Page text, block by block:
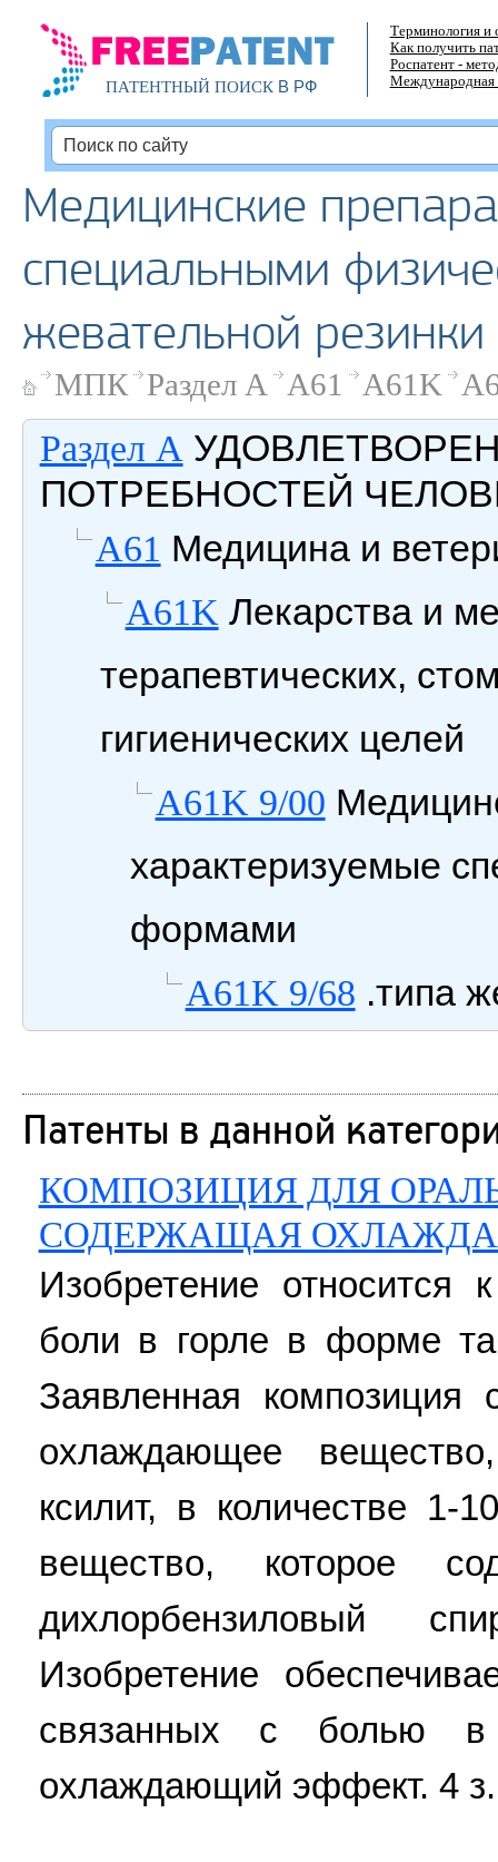
ПАТЕНТНЫЙ ПОИСКВ РФ
Терминология и
Как получить
Роспатент -
Международная
Медицинские
специальными
жевательной
МПК Раздел A A61 A61K
Раздел A
ПОТРЕБНОСТЕЙ
A61 Медицина и
A61K Лекарства и
терапевтических,
гигиенических целей
A61K 9/00
характеризуемые
формами
A61K 9/68 .типа
Патенты в данной
КОМПОЗИЦИЯ ДЛЯ
СОДЕРЖАЩАЯ
Изобретение относится
боли в горле в форме
Заявленная композиция
охлаждающее
ксилит, в количестве 1-
вещество, которое
дихлорбензиловый
Изобретение
связанных с болью в
охлаждающий эффект. 4